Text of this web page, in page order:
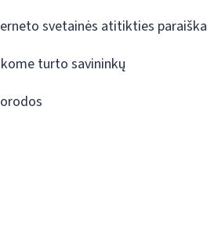
svetainės atitikties paraiška
turto savininkų